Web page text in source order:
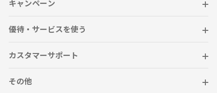
キャンペーン
優待・サービスを使う
カスタマーサポート
その他